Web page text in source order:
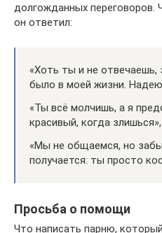
долгожданных переговоров.
он ответил:
«Хоть ты и не отвечаешь,
было в моей жизни.
«Ты всё молчишь, а я
красивый, когда злишься»,
«Мы не общаемся, но
получается: ты просто
Просьба о помощи
Что написать парню,